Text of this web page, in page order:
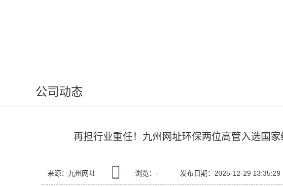
公司动态
再担行业重任！九州网址环保两位高管入选国
来源：九州网址 浏览： - 发布日期：2025-12-29 13:35:29